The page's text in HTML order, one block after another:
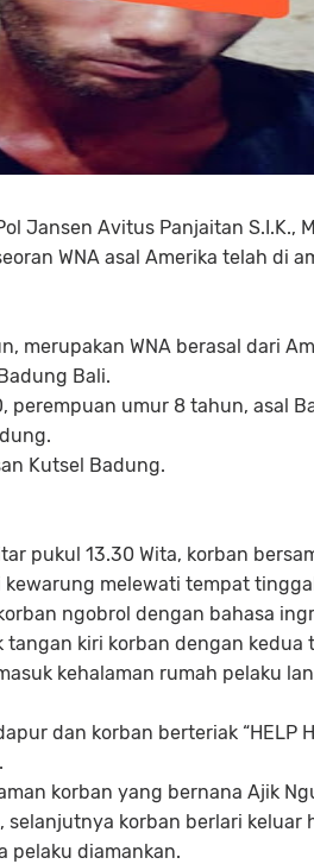
Jansen Avitus Panjaitan S.I.K.,
WNA asal Amerika telah di
merupakan WNA berasal dari
Bali.
perempuan umur 8 tahun, asal
Kutsel Badung.
pukul 13.30 Wita, korban
melewati tempat
ngobrol dengan bahasa
kiri korban dengan kedua
kehalaman rumah pelaku
dan korban berteriak “HELP
korban yang bernana Ajik
korban berlari keluar
pelaku diamankan.